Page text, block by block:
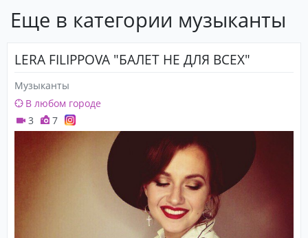
Еще в категории музыканты
LERA FILIPPOVA "БАЛЕТ НЕ ДЛЯ ВСЕХ"
Музыканты
В любом городе
3
7